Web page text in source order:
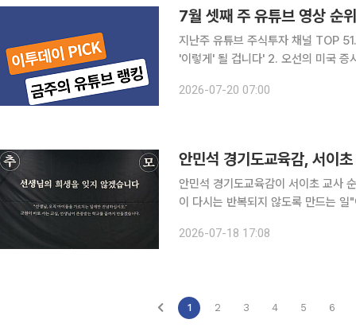
7월 셋째 주 유튜브 영상 순
지난주 유튜브 주식투자 채널 TOP
'이렇게' 될 겁니다' 2. 오선의 미국
원탑 '삼성전자ㆍSK하이닉스 주가 불
2026-07-20 07:00
안민석 경기도교육감이 서이초 교사
이 다시는 반복되지 않도록 만드는
2026-07-18 17:08
1 2 3 4 5 6